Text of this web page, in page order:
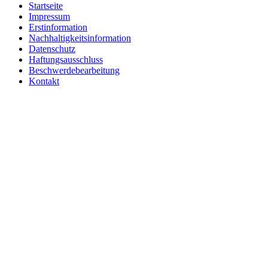
Startseite
Impressum
Erstinformation
Nachhaltigkeitsinformation
Datenschutz
Haftungsausschluss
Beschwerdebearbeitung
Kontakt